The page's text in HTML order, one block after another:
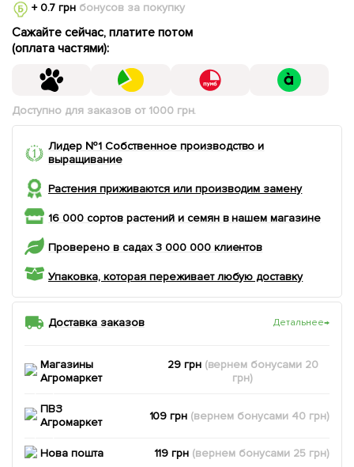
+ 0.7 грнбонусов за покупку
Сажайте сейчас, платите потом
(оплата частями):
Доступно для заказов от 1000 грн.
Лидер №1 Собственное производство и
выращивание
Растения приживаются или производим замену
16 000 сортов растений и семян в нашем магазине
Проверено в садах 3 000 000 клиентов
Упаковка, которая переживает любую доставку
Доставка заказов Детальнее→
Магазины
Агромаркет
29 грн (вернем бонусами 20
грн)
ПВЗ
Агромаркет
109 грн (вернем бонусами 40 грн)
Нова пошта 119 грн (вернем бонусами 25 грн)